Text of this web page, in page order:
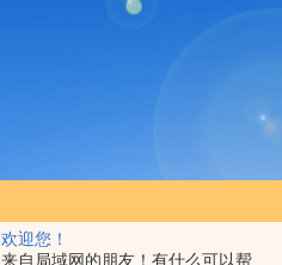
欢迎您！
来自局域网的朋友！有什么可以帮